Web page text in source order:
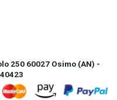
250 60027 Osimo (AN) -